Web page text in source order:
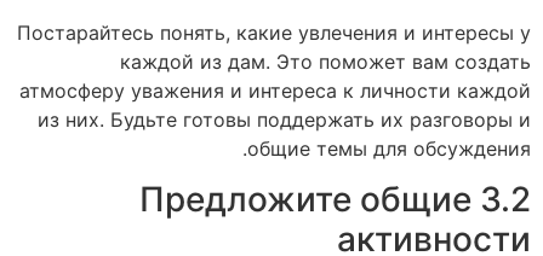
Постарайтесь понять, какие увлечения и интересы у
каждой из дам. Это поможет вам создать
атмосферу уважения и интереса к личности каждой
из них. Будьте готовы поддержать их разговоры и
общие темы для обсуждения.
3.2 Предложите общие
активности